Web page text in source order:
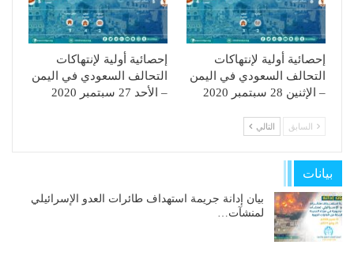
إحصائية أولية لإنتهاكات
التحالف السعودي في اليمن
– الإثنين 28 سبتمبر 2020
إحصائية أولية لإنتهاكات
التحالف السعودي في اليمن
– الأحد 27 سبتمبر 2020
السابق التالي
بيانات
بيان إدانة جريمة استهداف طائرات العدو الإسرائيلي
لمنشآت…